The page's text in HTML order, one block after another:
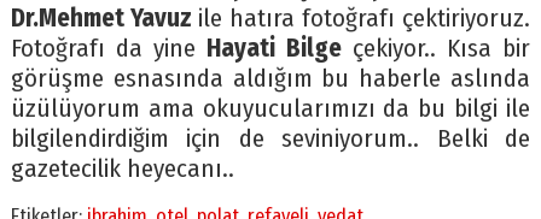
Dr.Mehmet Yavuz ile hatıra fotoğrafı çektiriyoruz.
Fotoğrafı da yine Hayati Bilgeçekiyor.. Kısa bir
görüşme esnasında aldığım bu haberle aslında
üzülüyorum ama okuyucularımızı da bu bilgi ile
bilgilendirdiğim için de seviniyorum.. Belki de
gazetecilik heyecanı..